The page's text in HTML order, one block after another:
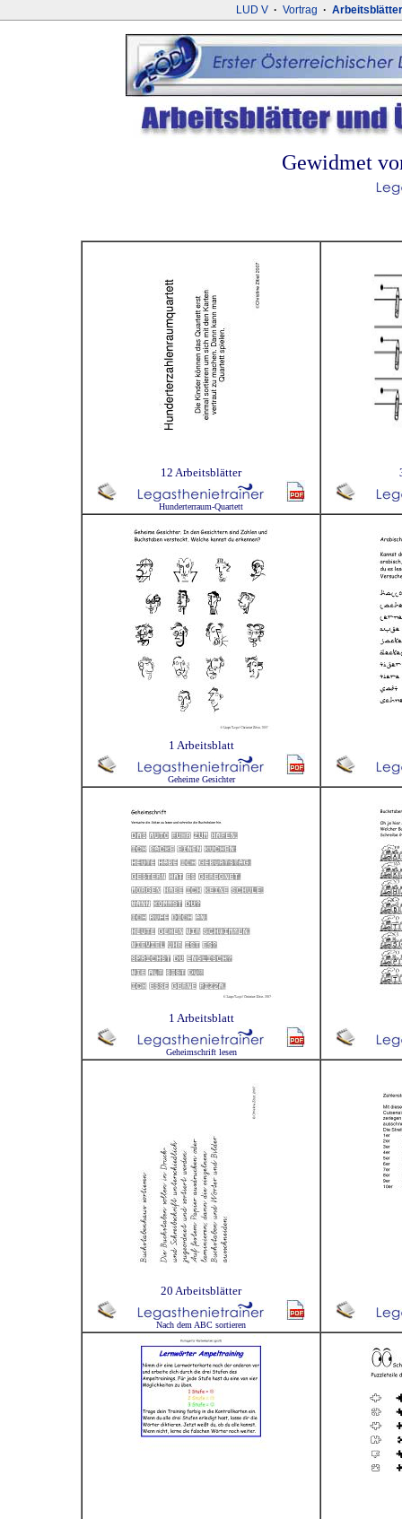
LUD V · Vortrag · Arbeitsblätter
Gewidmet
12 Arbeitsblätter
Hunderterraum-Quartett
1 Arbeitsblatt
Geheime Gesichter
1 Arbeitsblatt
Geheimschrift lesen
20 Arbeitsblätter
Nach dem ABC sortieren